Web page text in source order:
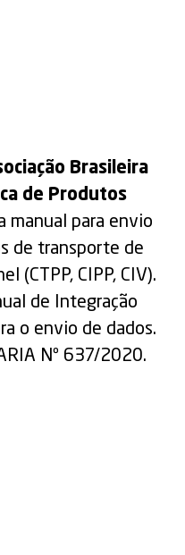
Brasileira
de Produtos
manual para envio
de transporte de
(CTPP, CIPP, CIV).
de Integração
o envio de dados.
Nº 637/2020.